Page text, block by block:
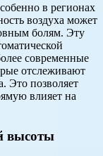
в регионах
воздуха может
болям. Эту
современные
отслеживают
Это позволяет
влияет на
высоты